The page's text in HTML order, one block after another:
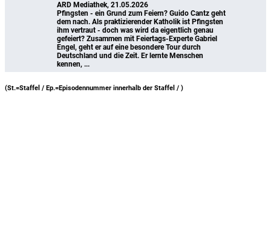
ARD Mediathek, 21.05.2026
Pfingsten - ein Grund zum Feiern? Guido Cantz geht
dem nach. Als praktizierender Katholik ist Pfingsten
ihm vertraut - doch was wird da eigentlich genau
gefeiert? Zusammen mit Feiertags-Experte Gabriel
Engel, geht er auf eine besondere Tour durch
Deutschland und die Zeit. Er lernte Menschen
kennen, ...
(St.=Staffel / Ep.=Episodennummer innerhalb der Staffel / )